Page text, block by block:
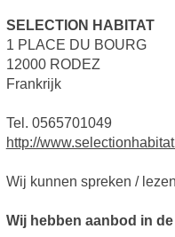
SELECTION HABITAT
1 PLACE DU BOURG
12000 RODEZ
Frankrijk
Tel. 0565701049
http://
Wij kunnen spreken /
Wij hebben aanbod in